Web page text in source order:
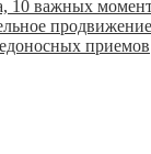
10 важных
приемов